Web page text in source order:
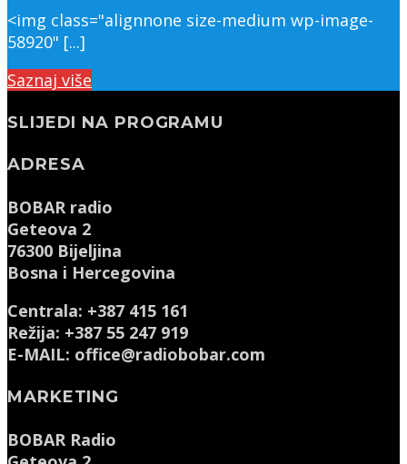
<img class="alignnone size-medium wp-image-
58920" [...]
Saznaj više
SLIJEDI NA PROGRAMU
ADRESA
BOBAR radio
Geteova 2
76300 Bijeljina
Bosna i Hercegovina
Centrala: +387 415 161
Režija: +387 55 247 919
E-MAIL: office@radiobobar.com
MARKETING
BOBAR Radio